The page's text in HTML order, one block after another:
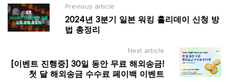
Post
navigation
Previous article
2024년 3분기 일본 워킹 홀리데이 신청 방
법 총정리
Next article
[이벤트 진행중] 30일 동안 무료 해외송금!
첫 달 해외송금 수수료 페이백 이벤트